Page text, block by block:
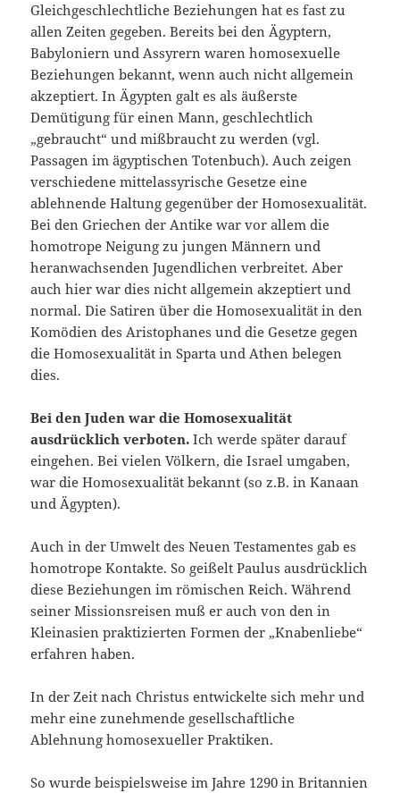
Gleichgeschlechtliche Beziehungen hat es fast zu
allen Zeiten gegeben. Bereits bei den Ägyptern,
Babyloniern und Assyrern waren homosexuelle
Beziehungen bekannt, wenn auch nicht allgemein
akzeptiert. In Ägypten galt es als äußerste
Demütigung für einen Mann, geschlechtlich
„gebraucht“ und mißbraucht zu werden (vgl.
Passagen im ägyptischen Totenbuch). Auch zeigen
verschiedene mittelassyrische Gesetze eine
ablehnende Haltung gegenüber der Homosexualität.
Bei den Griechen der Antike war vor allem die
homotrope Neigung zu jungen Männern und
heranwachsenden Jugendlichen verbreitet. Aber
auch hier war dies nicht allgemein akzeptiert und
normal. Die Satiren über die Homosexualität in den
Komödien des Aristophanes und die Gesetze gegen
die Homosexualität in Sparta und Athen belegen
dies.
Bei den Juden war die Homosexualität
ausdrücklich verboten. Ich werde später darauf
eingehen. Bei vielen Völkern, die Israel umgaben,
war die Homosexualität bekannt (so z.B. in Kanaan
und Ägypten).
Auch in der Umwelt des Neuen Testamentes gab es
homotrope Kontakte. So geißelt Paulus ausdrücklich
diese Beziehungen im römischen Reich. Während
seiner Missionsreisen muß er auch von den in
Kleinasien praktizierten Formen der „Knabenliebe“
erfahren haben.
In der Zeit nach Christus entwickelte sich mehr und
mehr eine zunehmende gesellschaftliche
Ablehnung homosexueller Praktiken.
So wurde beispielsweise im Jahre 1290 in Britannien